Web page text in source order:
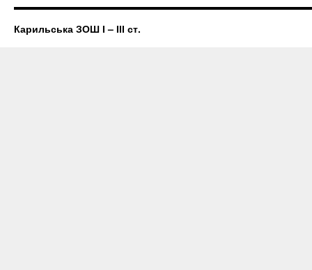
Карильська ЗОШ І – ІІІ ст.